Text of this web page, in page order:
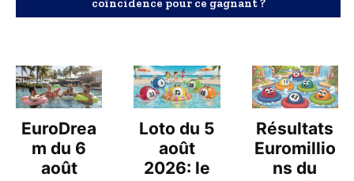
EuroDrea
m du 6
août
Loto du 5
août
2026: le
Résultats
Euromillio
ns du